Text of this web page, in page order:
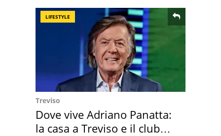
LIFESTYLE
Treviso
Dove vive Adriano Panatta:
la casa a Treviso e il club